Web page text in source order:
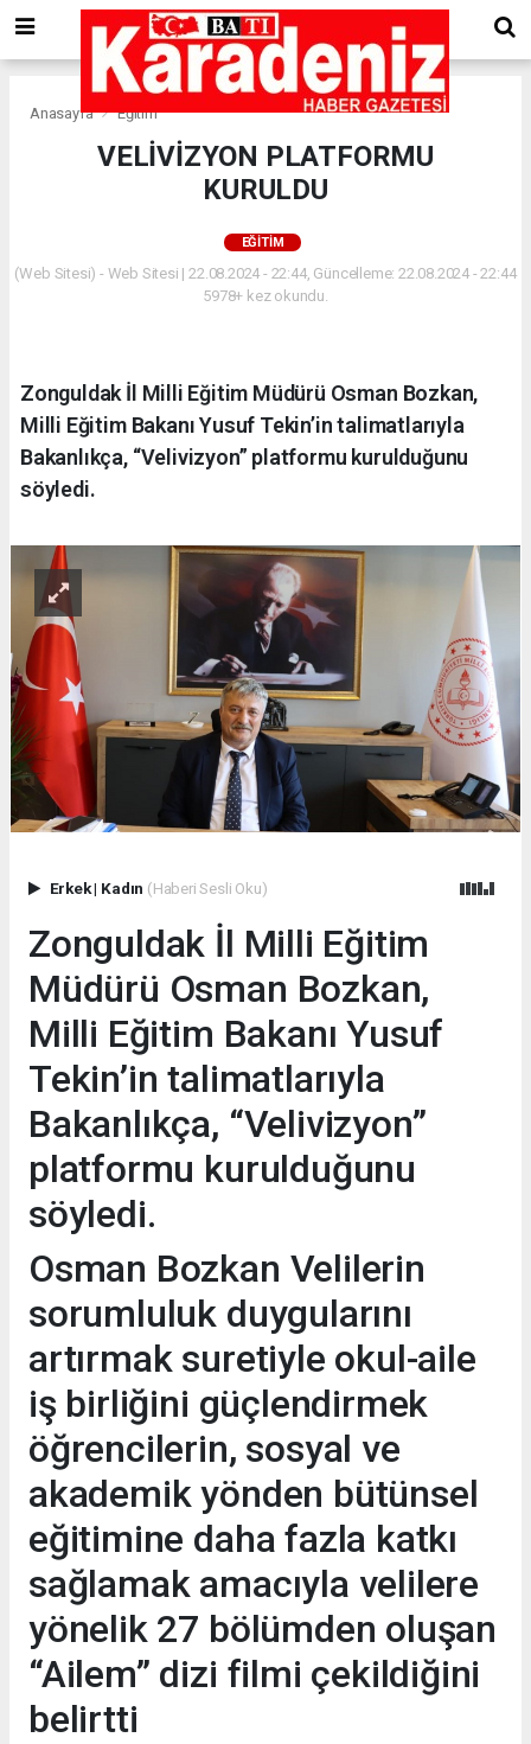
Anasayfa Eğitim
VELİVİZYON PLATFORMU
KURULDU
EĞITIM
(Web Sitesi) - Web Sitesi | 22.08.2024 - 22:44, Güncelleme: 22.08.2024 - 22:44
5978+ kez okundu.
Zonguldak İl Milli Eğitim Müdürü Osman Bozkan,
Milli Eğitim Bakanı Yusuf Tekin’in talimatlarıyla
Bakanlıkça, “Velivizyon” platformu kurulduğunu
söyledi.
Erkek| Kadın (Haberi Sesli Oku)
Zonguldak İl Milli Eğitim
Müdürü Osman Bozkan,
Milli Eğitim Bakanı Yusuf
Tekin’in talimatlarıyla
Bakanlıkça, “Velivizyon”
platformu kurulduğunu
söyledi.
Osman Bozkan Velilerin
sorumluluk duygularını
artırmak suretiyle okul-aile
iş birliğini güçlendirmek
öğrencilerin, sosyal ve
akademik yönden bütünsel
eğitimine daha fazla katkı
sağlamak amacıyla velilere
yönelik 27 bölümden oluşan
“Ailem” dizi filmi çekildiğini
belirtti